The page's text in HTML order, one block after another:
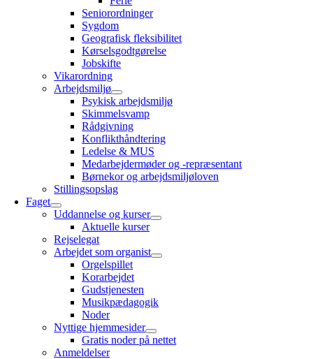
Seniorordninger
Sygdom
Geografisk fleksibilitet
Kørselsgodtgørelse
Jobskifte
Vikarordning
Arbejdsmiljø
Psykisk arbejdsmiljø
Skimmelsvamp
Rådgivning
Konflikthåndtering
Ledelse & MUS
Medarbejdermøder og -repræsentant
Børnekor og arbejdsmiljøloven
Stillingsopslag
Faget
Uddannelse og kurser
Aktuelle kurser
Rejselegat
Arbejdet som organist
Orgelspillet
Korarbejdet
Gudstjenesten
Musikpædagogik
Noder
Nyttige hjemmesider
Gratis noder på nettet
Anmeldelser